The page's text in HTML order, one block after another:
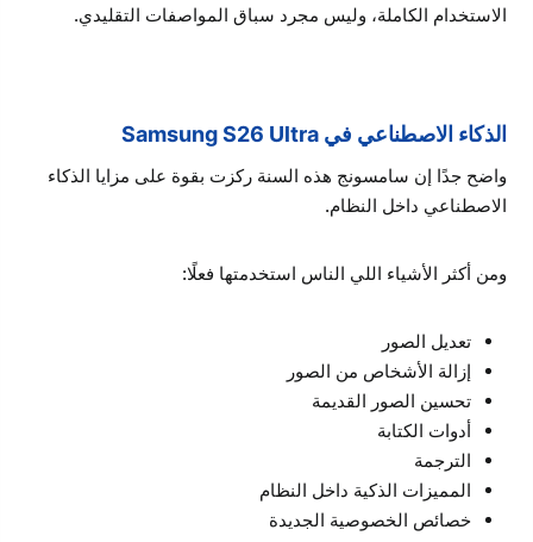
الاستخدام الكاملة، وليس مجرد سباق المواصفات التقليدي.
الذكاء الاصطناعي في Samsung S26 Ultra
واضح جدًا إن سامسونج هذه السنة ركزت بقوة على مزايا الذكاء
الاصطناعي داخل النظام.
ومن أكثر الأشياء اللي الناس استخدمتها فعلًا:
تعديل الصور
إزالة الأشخاص من الصور
تحسين الصور القديمة
أدوات الكتابة
الترجمة
المميزات الذكية داخل النظام
خصائص الخصوصية الجديدة